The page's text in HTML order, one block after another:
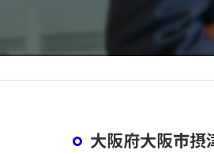
大阪府大阪市摂